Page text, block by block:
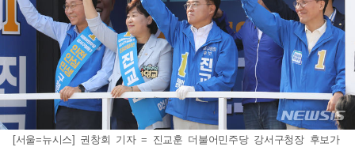
[서울=뉴시스] 권창회 기자 = 진교훈 더불어민주당 강서구청장 후보가